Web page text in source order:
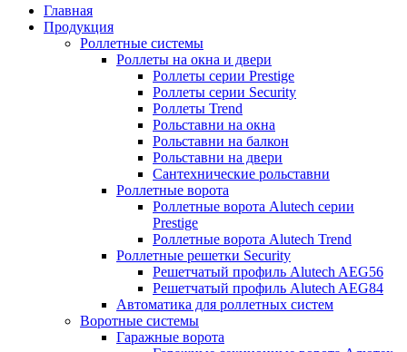
Главная
Продукция
Роллетные системы
Роллеты на окна и двери
Роллеты серии Prestige
Роллеты серии Security
Роллеты Trend
Рольставни на окна
Рольставни на балкон
Рольставни на двери
Сантехнические рольставни
Роллетные ворота
Роллетные ворота Alutech серии
Prestige
Роллетные ворота Alutech Trend
Роллетные решетки Security
Решетчатый профиль Alutech AEG56
Решетчатый профиль Alutech AEG84
Автоматика для роллетных систем
Воротные системы
Гаражные ворота